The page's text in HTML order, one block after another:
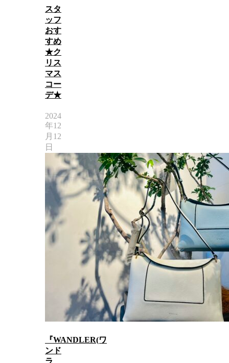
スタ
ッフ
おす
すめ
★ク
リス
マス
コー
デ★
2024
年12
月12
日
『WANDLER(ワ
ンド
ラ